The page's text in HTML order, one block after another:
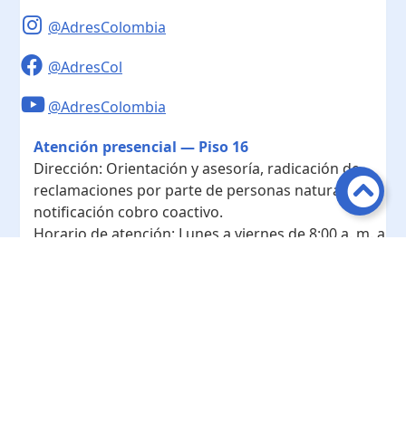
@AdresColombia
@AdresCol
@AdresColombia
Atención presencial — Piso 16
Dirección: Orientación y asesoría, radicación de
reclamaciones por parte de personas naturales y
notificación cobro coactivo.
Horario de atención: Lunes a viernes de 8:00 a. m. a